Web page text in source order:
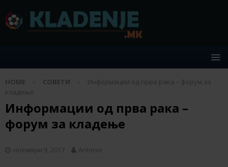
HOME СОВЕТИ
Информации од прва рака – форум за
кладење
Информации од прва рака –
форум за кладење
ноември 9, 2017 Antonio